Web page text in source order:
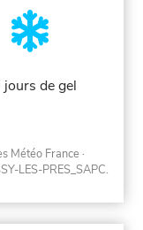
jours de gel
Météo France ·
LES-PRES_SAPC.